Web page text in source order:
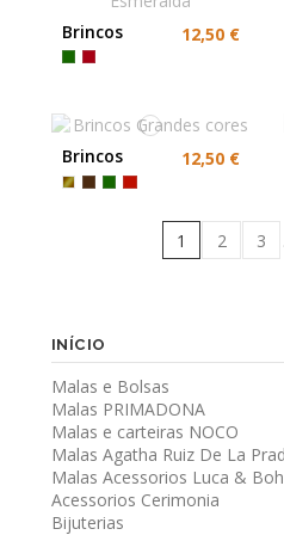
Brincos
Elegantes
Esmeralda
12,50 €
Brincos
Grandes
cores
12,50 €
1 2 3
INÍCIO
Malas e Bolsas
Malas PRIMADONA
Malas e carteiras NOCO
Malas Agatha Ruiz De La
Malas Acessorios Luca & Boh
Acessorios Cerimonia
Bijuterias